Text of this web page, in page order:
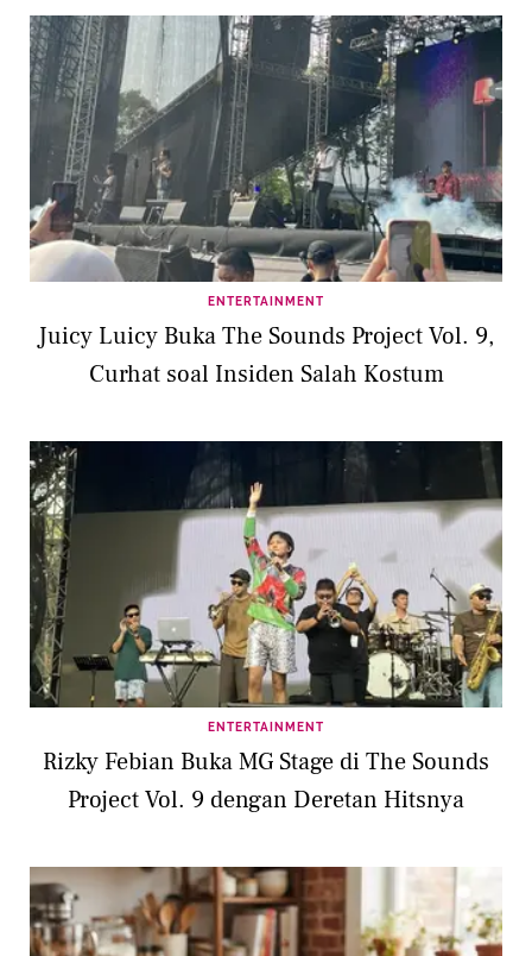
ENTERTAINMENT
Juicy Luicy Buka The Sounds Project Vol. 9,
Curhat soal Insiden Salah Kostum
ENTERTAINMENT
Rizky Febian Buka MG Stage di The Sounds
Project Vol. 9 dengan Deretan Hitsnya